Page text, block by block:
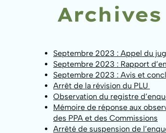
Septembre 2023 : Appel du
Septembre 2023 : Rapport
Septembre 2023 : Avis et
Arrêt de la révision du PLU
Observation du registre
Mémoire de réponse aux
des PPA et des Commissions
Arrêté de suspension de